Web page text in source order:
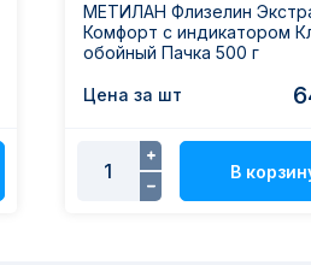
МЕТИЛАН Флизелин
Комфорт с индикатором
обойный Пачка 500 г
Цена за шт
В